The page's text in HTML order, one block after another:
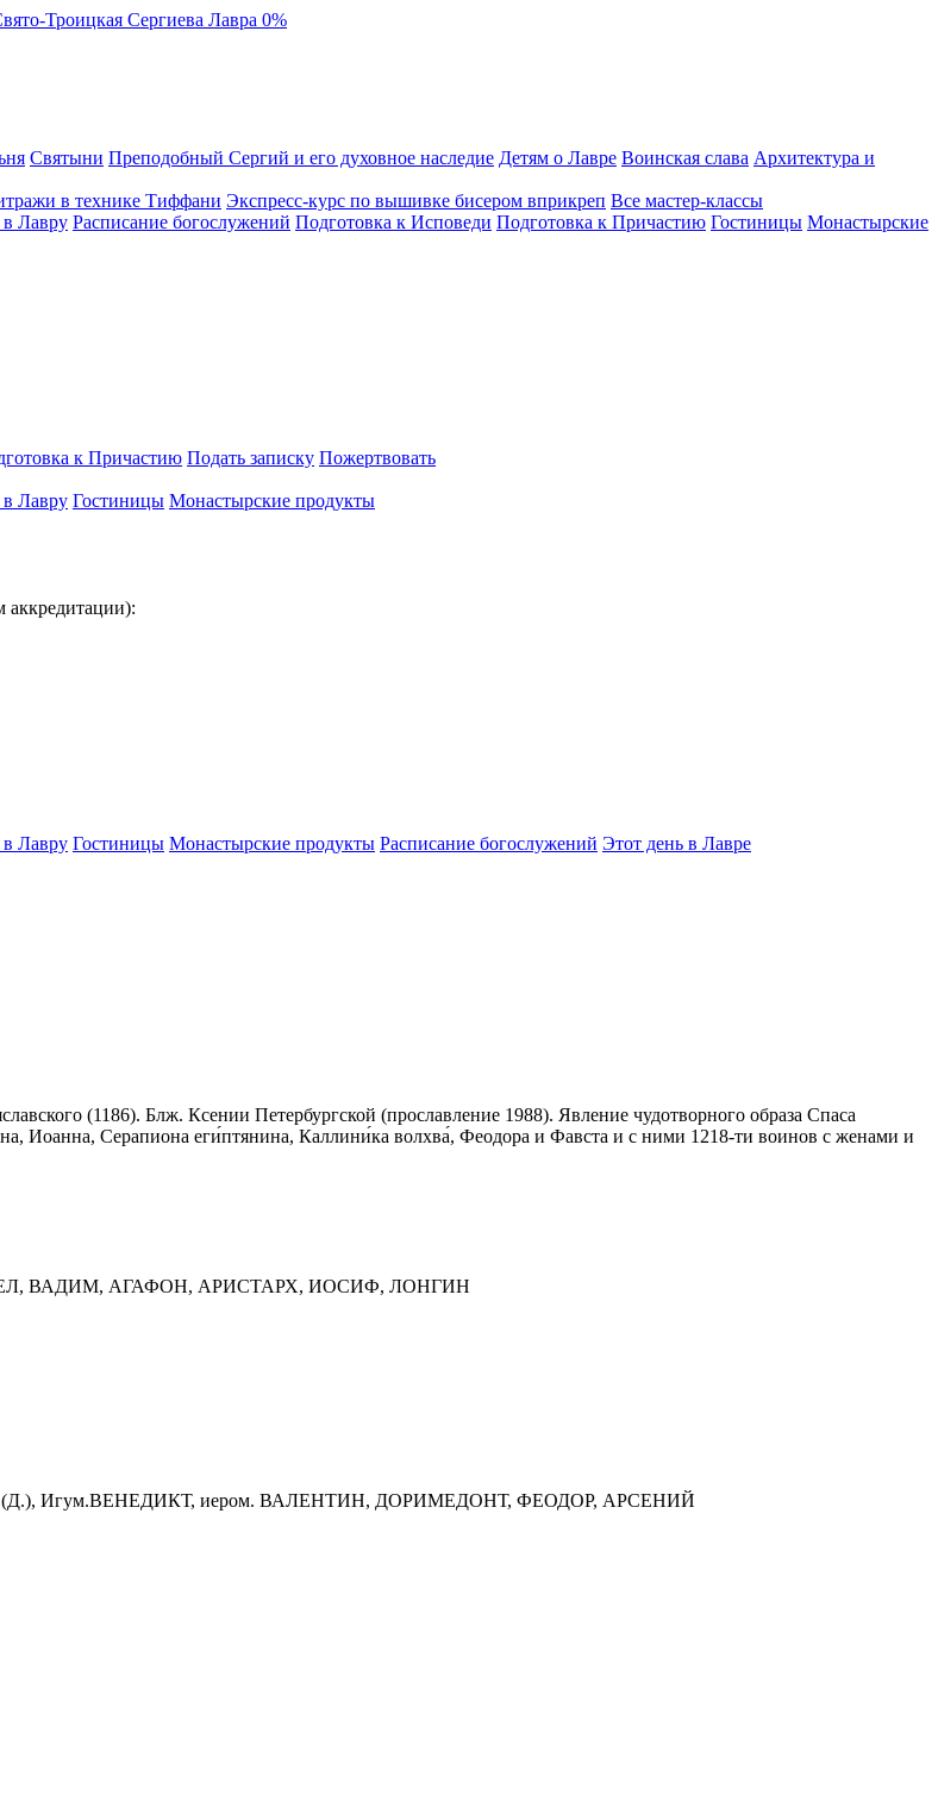
Троицкая Сергиева Лавра 0%
Святыни Преподобный Сергий и его духовное наследие Детям о Лавре Воинская слава Архитектура и
в технике Тиффани Экспресс-курс по вышивке бисером вприкреп Все мастер-классы
в Лавру Расписание богослужений Подготовка к Исповеди Подготовка к Причастию Гостиницы Монастырские
к Причастию Подать записку Пожертвовать
в Лавру Гостиницы Монастырские продукты
аккредитации):
в Лавру Гостиницы Монастырские продукты Расписание богослужений Этот день в Лавре
(1186). Блж. Ксении Петербургской (прославление 1988). Явление чудотворного образа Спаса
Иоанна, Серапиона еги́птянина, Каллини́ка волхва́, Феодора и Фавста и с ними 1218-ти воинов с женами и
ВАДИМ, АГАФОН, АРИСТАРХ, ИОСИФ, ЛОНГИН
Игум.ВЕНЕДИКТ, иером. ВАЛЕНТИН, ДОРИМЕДОНТ, ФЕОДОР, АРСЕНИЙ